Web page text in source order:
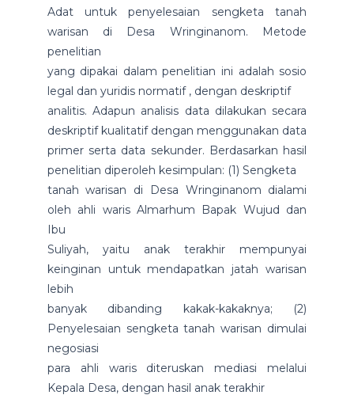
Adat untuk penyelesaian sengketa tanah
warisan di Desa Wringinanom. Metode
penelitian
yang dipakai dalam penelitian ini adalah sosio
legal dan yuridis normatif , dengan deskriptif
analitis. Adapun analisis data dilakukan secara
deskriptif kualitatif dengan menggunakan data
primer serta data sekunder. Berdasarkan hasil
penelitian diperoleh kesimpulan: (1) Sengketa
tanah warisan di Desa Wringinanom dialami
oleh ahli waris Almarhum Bapak Wujud dan
Ibu
Suliyah, yaitu anak terakhir mempunyai
keinginan untuk mendapatkan jatah warisan
lebih
banyak dibanding kakak-kakaknya; (2)
Penyelesaian sengketa tanah warisan dimulai
negosiasi
para ahli waris diteruskan mediasi melalui
Kepala Desa, dengan hasil anak terakhir